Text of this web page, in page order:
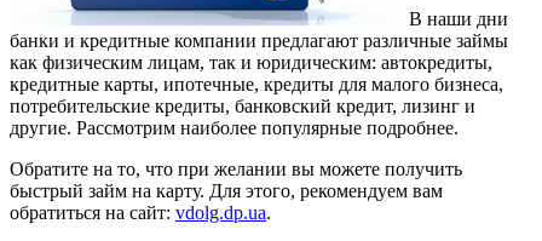
В наши дни
банки и кредитные компании предлагают различные займы
как физическим лицам, так и юридическим: автокредиты,
кредитные карты, ипотечные, кредиты для малого бизнеса,
потребительские кредиты, банковский кредит, лизинг и
другие. Рассмотрим наиболее популярные подробнее.
Обратите на то, что при желании вы можете получить
быстрый займ на карту. Для этого, рекомендуем вам
обратиться на сайт: vdolg.dp.ua.